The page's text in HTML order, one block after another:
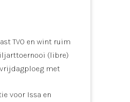
TVO en wint ruim
(libre)
vrijdagploeg met
voor Issa en